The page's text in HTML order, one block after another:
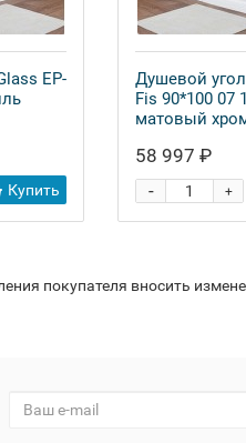
EP-
Купить
Душевой
Fis 90*100 07
матовый
58 997 ₽
+
-
покупателя вносить